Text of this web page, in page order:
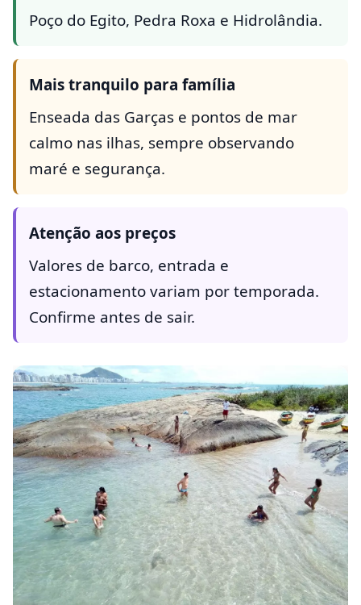
Poço do Egito, Pedra Roxa e Hidrolândia.
Mais tranquilo para família
Enseada das Garças e pontos de mar
calmo nas ilhas, sempre observando
maré e segurança.
Atenção aos preços
Valores de barco, entrada e
estacionamento variam por temporada.
Confirme antes de sair.